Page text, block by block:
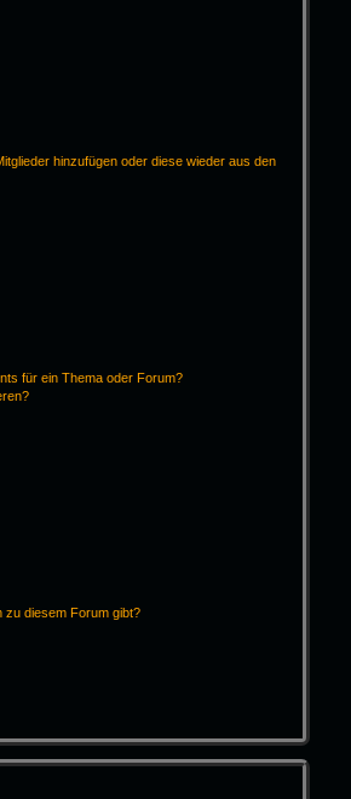
hinzufügen oder diese wieder aus den
für ein Thema oder Forum?
zu diesem Forum gibt?